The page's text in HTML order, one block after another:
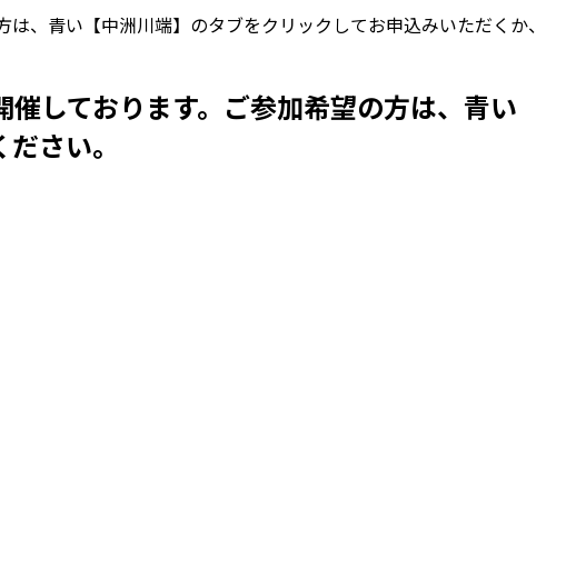
、青い【中洲川端】のタブをクリックしてお申込みいただくか、
しております。ご参加希望の方は、青い
さい。